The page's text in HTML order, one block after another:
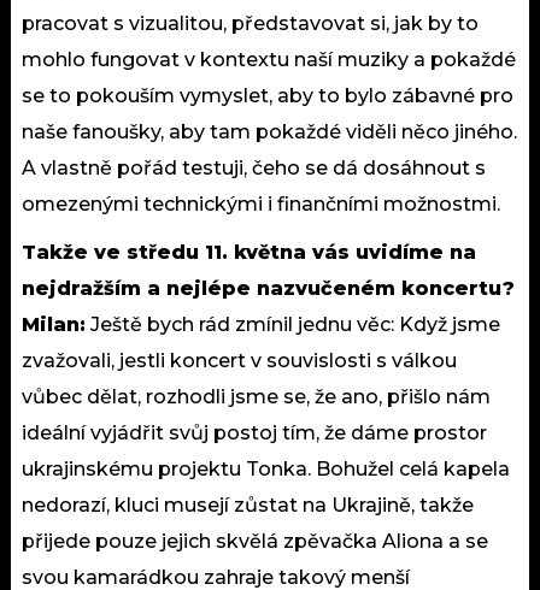
pracovat s vizualitou, představovat si, jak by to
mohlo fungovat v kontextu naší muziky a pokaždé
se to pokouším vymyslet, aby to bylo zábavné pro
naše fanoušky, aby tam pokaždé viděli něco jiného.
A vlastně pořád testuji, čeho se dá dosáhnout s
omezenými technickými i finančními možnostmi.
Takže ve středu 11. května vás uvidíme na
nejdražším a nejlépe nazvučeném koncertu?
Milan: Ještě bych rád zmínil jednu věc: Když jsme
zvažovali, jestli koncert v souvislosti s válkou
vůbec dělat, rozhodli jsme se, že ano, přišlo nám
ideální vyjádřit svůj postoj tím, že dáme prostor
ukrajinskému projektu Tonka. Bohužel celá kapela
nedorazí, kluci musejí zůstat na Ukrajině, takže
přijede pouze jejich skvělá zpěvačka Aliona a se
svou kamarádkou zahraje takový menší